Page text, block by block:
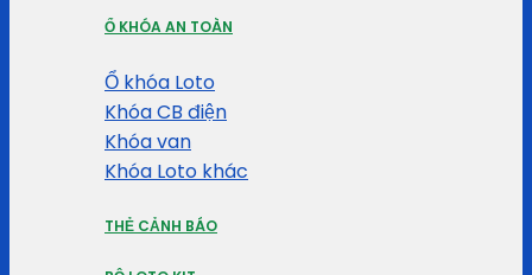
Ổ KHÓA AN TOÀN
Ổ khóa Loto
Khóa CB điện
Khóa van
Khóa Loto khác
THẺ CẢNH BÁO